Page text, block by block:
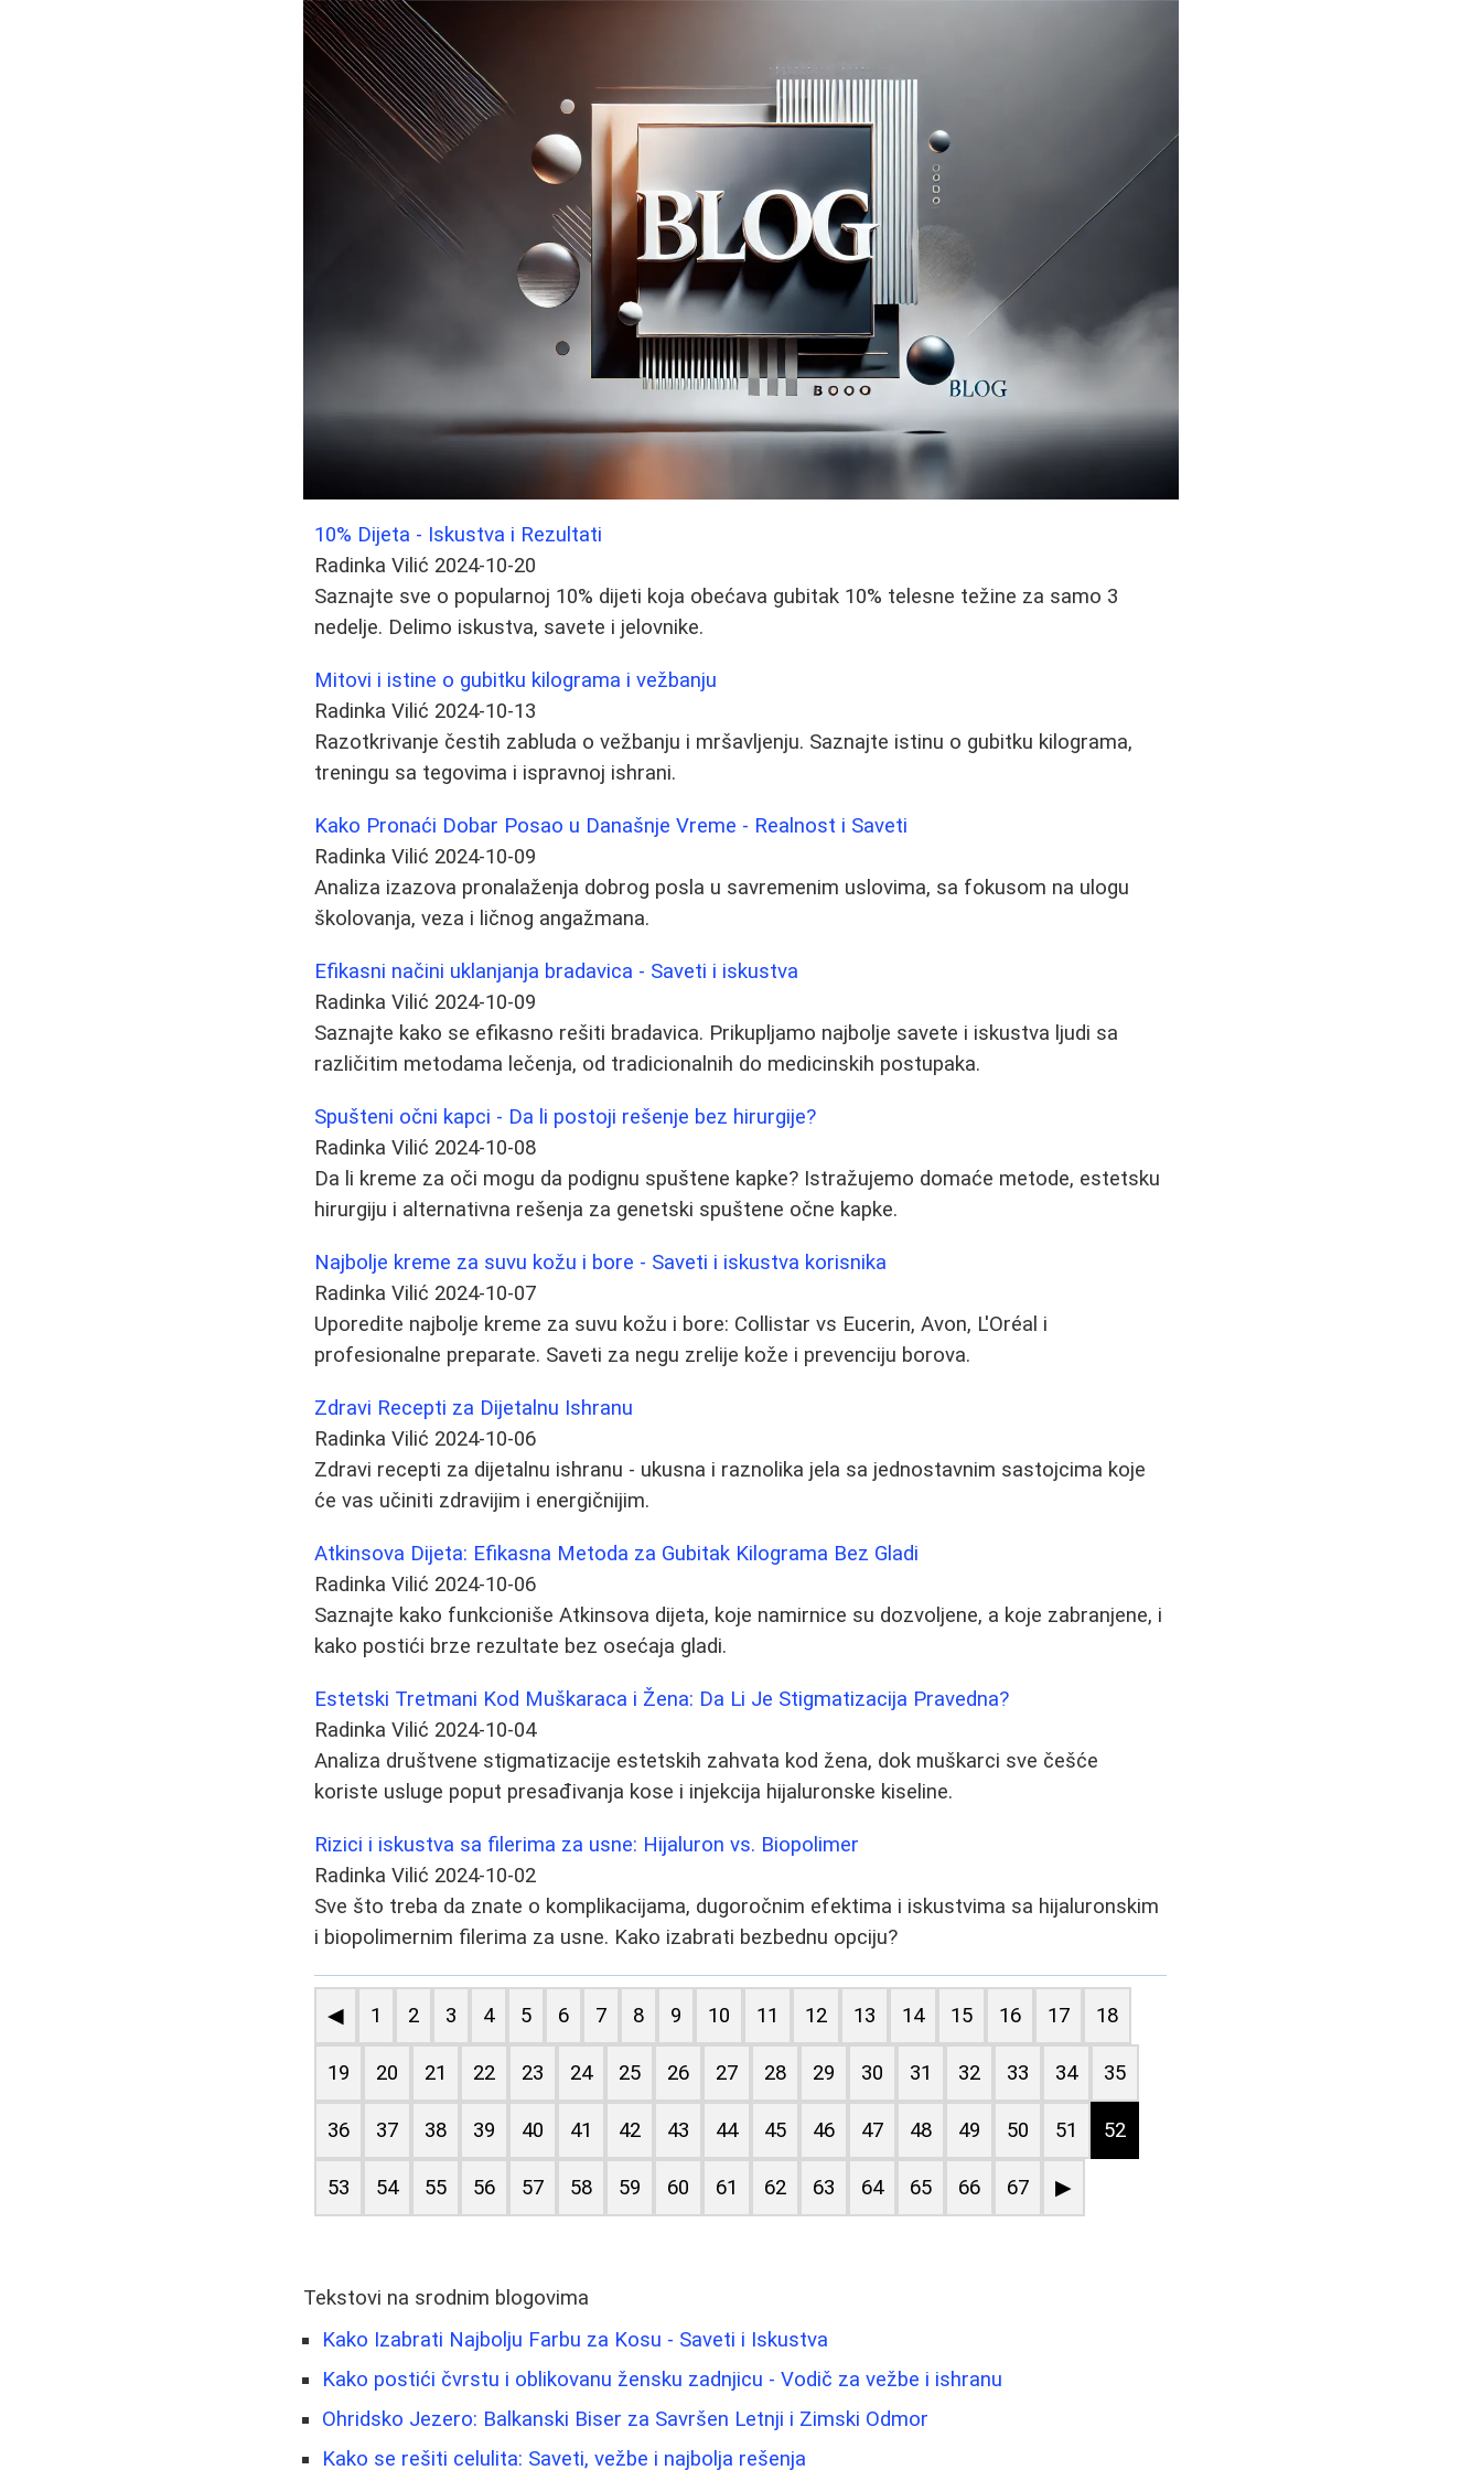
10% Dijeta - Iskustva i Rezultati
Radinka Vilić 2024-10-20
Saznajte sve o popularnoj 10% dijeti koja obećava gubitak 10% telesne težine za samo 3
nedelje. Delimo iskustva, savete i jelovnike.
Mitovi i istine o gubitku kilograma i vežbanju
Radinka Vilić 2024-10-13
Razotkrivanje čestih zabluda o vežbanju i mršavljenju. Saznajte istinu o gubitku kilograma,
treningu sa tegovima i ispravnoj ishrani.
Kako Pronaći Dobar Posao u Današnje Vreme - Realnost i Saveti
Radinka Vilić 2024-10-09
Analiza izazova pronalaženja dobrog posla u savremenim uslovima, sa fokusom na ulogu
školovanja, veza i ličnog angažmana.
Efikasni načini uklanjanja bradavica - Saveti i iskustva
Radinka Vilić 2024-10-09
Saznajte kako se efikasno rešiti bradavica. Prikupljamo najbolje savete i iskustva ljudi sa
različitim metodama lečenja, od tradicionalnih do medicinskih postupaka.
Spušteni očni kapci - Da li postoji rešenje bez hirurgije?
Radinka Vilić 2024-10-08
Da li kreme za oči mogu da podignu spuštene kapke? Istražujemo domaće metode, estetsku
hirurgiju i alternativna rešenja za genetski spuštene očne kapke.
Najbolje kreme za suvu kožu i bore - Saveti i iskustva korisnika
Radinka Vilić 2024-10-07
Uporedite najbolje kreme za suvu kožu i bore: Collistar vs Eucerin, Avon, L'Oréal i
profesionalne preparate. Saveti za negu zrelije kože i prevenciju borova.
Zdravi Recepti za Dijetalnu Ishranu
Radinka Vilić 2024-10-06
Zdravi recepti za dijetalnu ishranu - ukusna i raznolika jela sa jednostavnim sastojcima koje
će vas učiniti zdravijim i energičnijim.
Atkinsova Dijeta: Efikasna Metoda za Gubitak Kilograma Bez Gladi
Radinka Vilić 2024-10-06
Saznajte kako funkcioniše Atkinsova dijeta, koje namirnice su dozvoljene, a koje zabranjene, i
kako postići brze rezultate bez osećaja gladi.
Estetski Tretmani Kod Muškaraca i Žena: Da Li Je Stigmatizacija Pravedna?
Radinka Vilić 2024-10-04
Analiza društvene stigmatizacije estetskih zahvata kod žena, dok muškarci sve češće
koriste usluge poput presađivanja kose i injekcija hijaluronske kiseline.
Rizici i iskustva sa filerima za usne: Hijaluron vs. Biopolimer
Radinka Vilić 2024-10-02
Sve što treba da znate o komplikacijama, dugoročnim efektima i iskustvima sa hijaluronskim
i biopolimernim filerima za usne. Kako izabrati bezbednu opciju?
◀ 1 2 3 4 5 6 7 8 9 10 11 12 13 14 15 16 17 18
19 20 21 22 23 24 25 26 27 28 29 30 31 32 33 34 35
36 37 38 39 40 41 42 43 44 45 46 47 48 49 50 51 52
53 54 55 56 57 58 59 60 61 62 63 64 65 66 67 ▶
Tekstovi na srodnim blogovima
Kako Izabrati Najbolju Farbu za Kosu - Saveti i Iskustva
Kako postići čvrstu i oblikovanu žensku zadnjicu - Vodič za vežbe i ishranu
Ohridsko Jezero: Balkanski Biser za Savršen Letnji i Zimski Odmor
Kako se rešiti celulita: Saveti, vežbe i najbolja rešenja